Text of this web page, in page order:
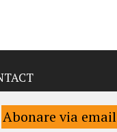
Abonare via email